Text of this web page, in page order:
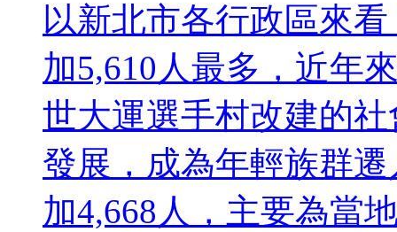
以新北市各行政區來
加5,610人最多，近年
世大運選手村改建的
發展，成為年輕族群
加4,668人，主要為當